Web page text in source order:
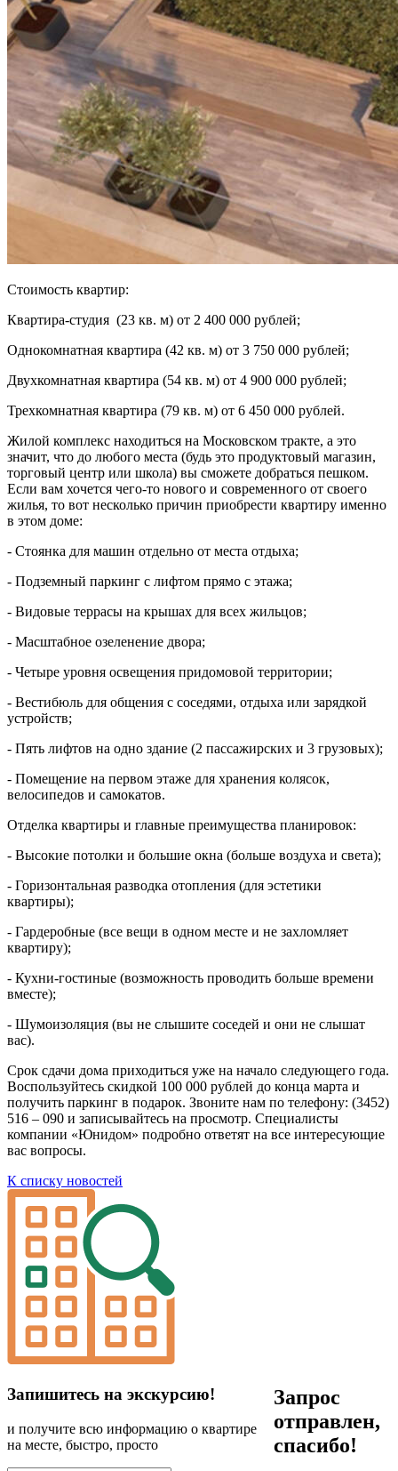
Стоимость квартир:
Квартира-студия (23 кв. м) от 2 400 000 рублей;
Однокомнатная квартира (42 кв. м) от 3 750 000 рублей;
Двухкомнатная квартира (54 кв. м) от 4 900 000 рублей;
Трехкомнатная квартира (79 кв. м) от 6 450 000 рублей.
Жилой комплекс находиться на Московском тракте, а это
значит, что до любого места (будь это продуктовый магазин,
торговый центр или школа) вы сможете добраться пешком.
Если вам хочется чего-то нового и современного от своего
жилья, то вот несколько причин приобрести квартиру именно
в этом доме:
- Стоянка для машин отдельно от места отдыха;
- Подземный паркинг с лифтом прямо с этажа;
- Видовые террасы на крышах для всех жильцов;
- Масштабное озеленение двора;
- Четыре уровня освещения придомовой территории;
- Вестибюль для общения с соседями, отдыха или зарядкой
устройств;
- Пять лифтов на одно здание (2 пассажирских и 3 грузовых);
- Помещение на первом этаже для хранения колясок,
велосипедов и самокатов.
Отделка квартиры и главные преимущества планировок:
- Высокие потолки и большие окна (больше воздуха и света);
- Горизонтальная разводка отопления (для эстетики
квартиры);
- Гардеробные (все вещи в одном месте и не захломляет
квартиру);
- Кухни-гостиные (возможность проводить больше времени
вместе);
- Шумоизоляция (вы не слышите соседей и они не слышат
вас).
Срок сдачи дома приходиться уже на начало следующего года.
Воспользуйтесь скидкой 100 000 рублей до конца марта и
получить паркинг в подарок. Звоните нам по телефону: (3452)
516 – 090 и записывайтесь на просмотр. Специалисты
компании «Юнидом» подробно ответят на все интересующие
вас вопросы.
К списку новостей
Запишитесь на экскурсию!
и получите всю информацию о квартире
на месте, быстро, просто
Запрос
отправлен,
спасибо!